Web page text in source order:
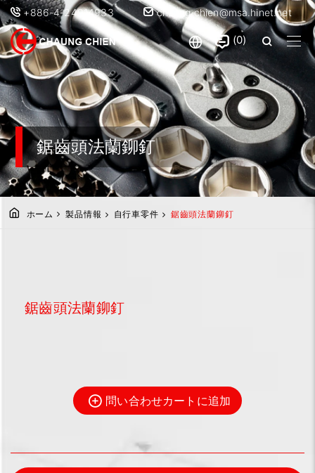
+886-4-24914933 chaung.chien@msa.hinet.net
0
鋸齒頭法蘭鉚釘
ホーム 製品情報 自行車零件 鋸齒頭法蘭鉚釘
鋸齒頭法蘭鉚釘
問い合わせカートに追加